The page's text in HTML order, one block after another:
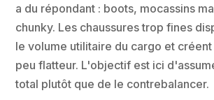
a du répondant : boots, mocassins
chunky. Les chaussures trop fines
le volume utilitaire du cargo et
peu flatteur. L'objectif est ici
total plutôt que de le contrebalancer.